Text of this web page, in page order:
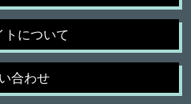
トについて
合わせ